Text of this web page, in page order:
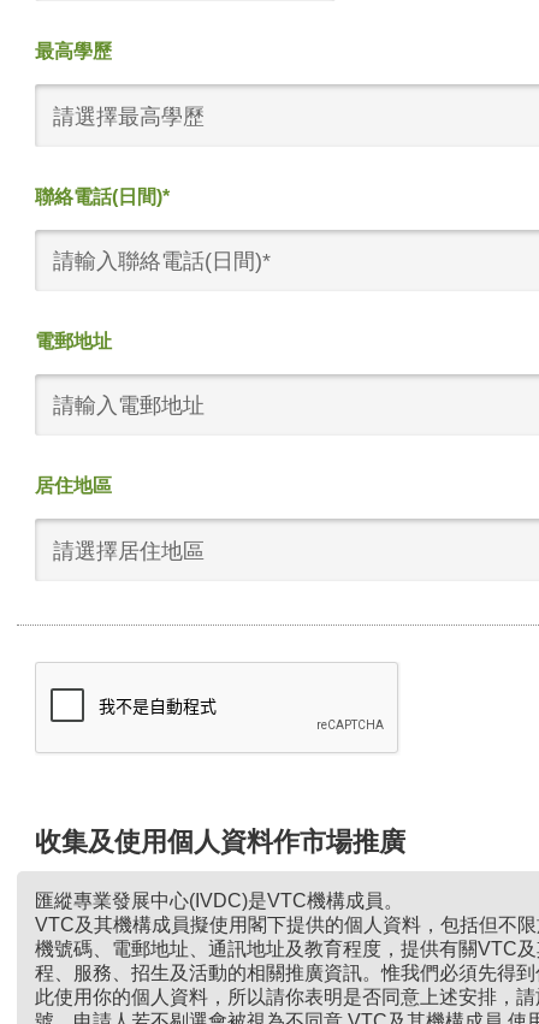
最高學歷
請選擇最高學歷
聯絡電話(日間)*
電郵地址
居住地區
請選擇居住地區
收集及使用個人資料作市場推廣
匯縱專業發展中心(IVDC)是VTC機構成員。
VTC及其機構成員擬使用閣下提供的個人資料，包括但不
機號碼、電郵地址、通訊地址及教育程度，提供有關VTC
程、服務、招生及活動的相關推廣資訊。惟我們必須先得
此使用你的個人資料，所以請你表明是否同意上述安排，